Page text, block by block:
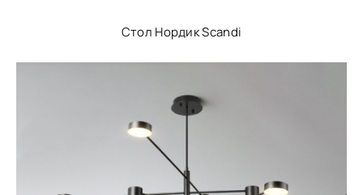
Стол Нордик Scandi